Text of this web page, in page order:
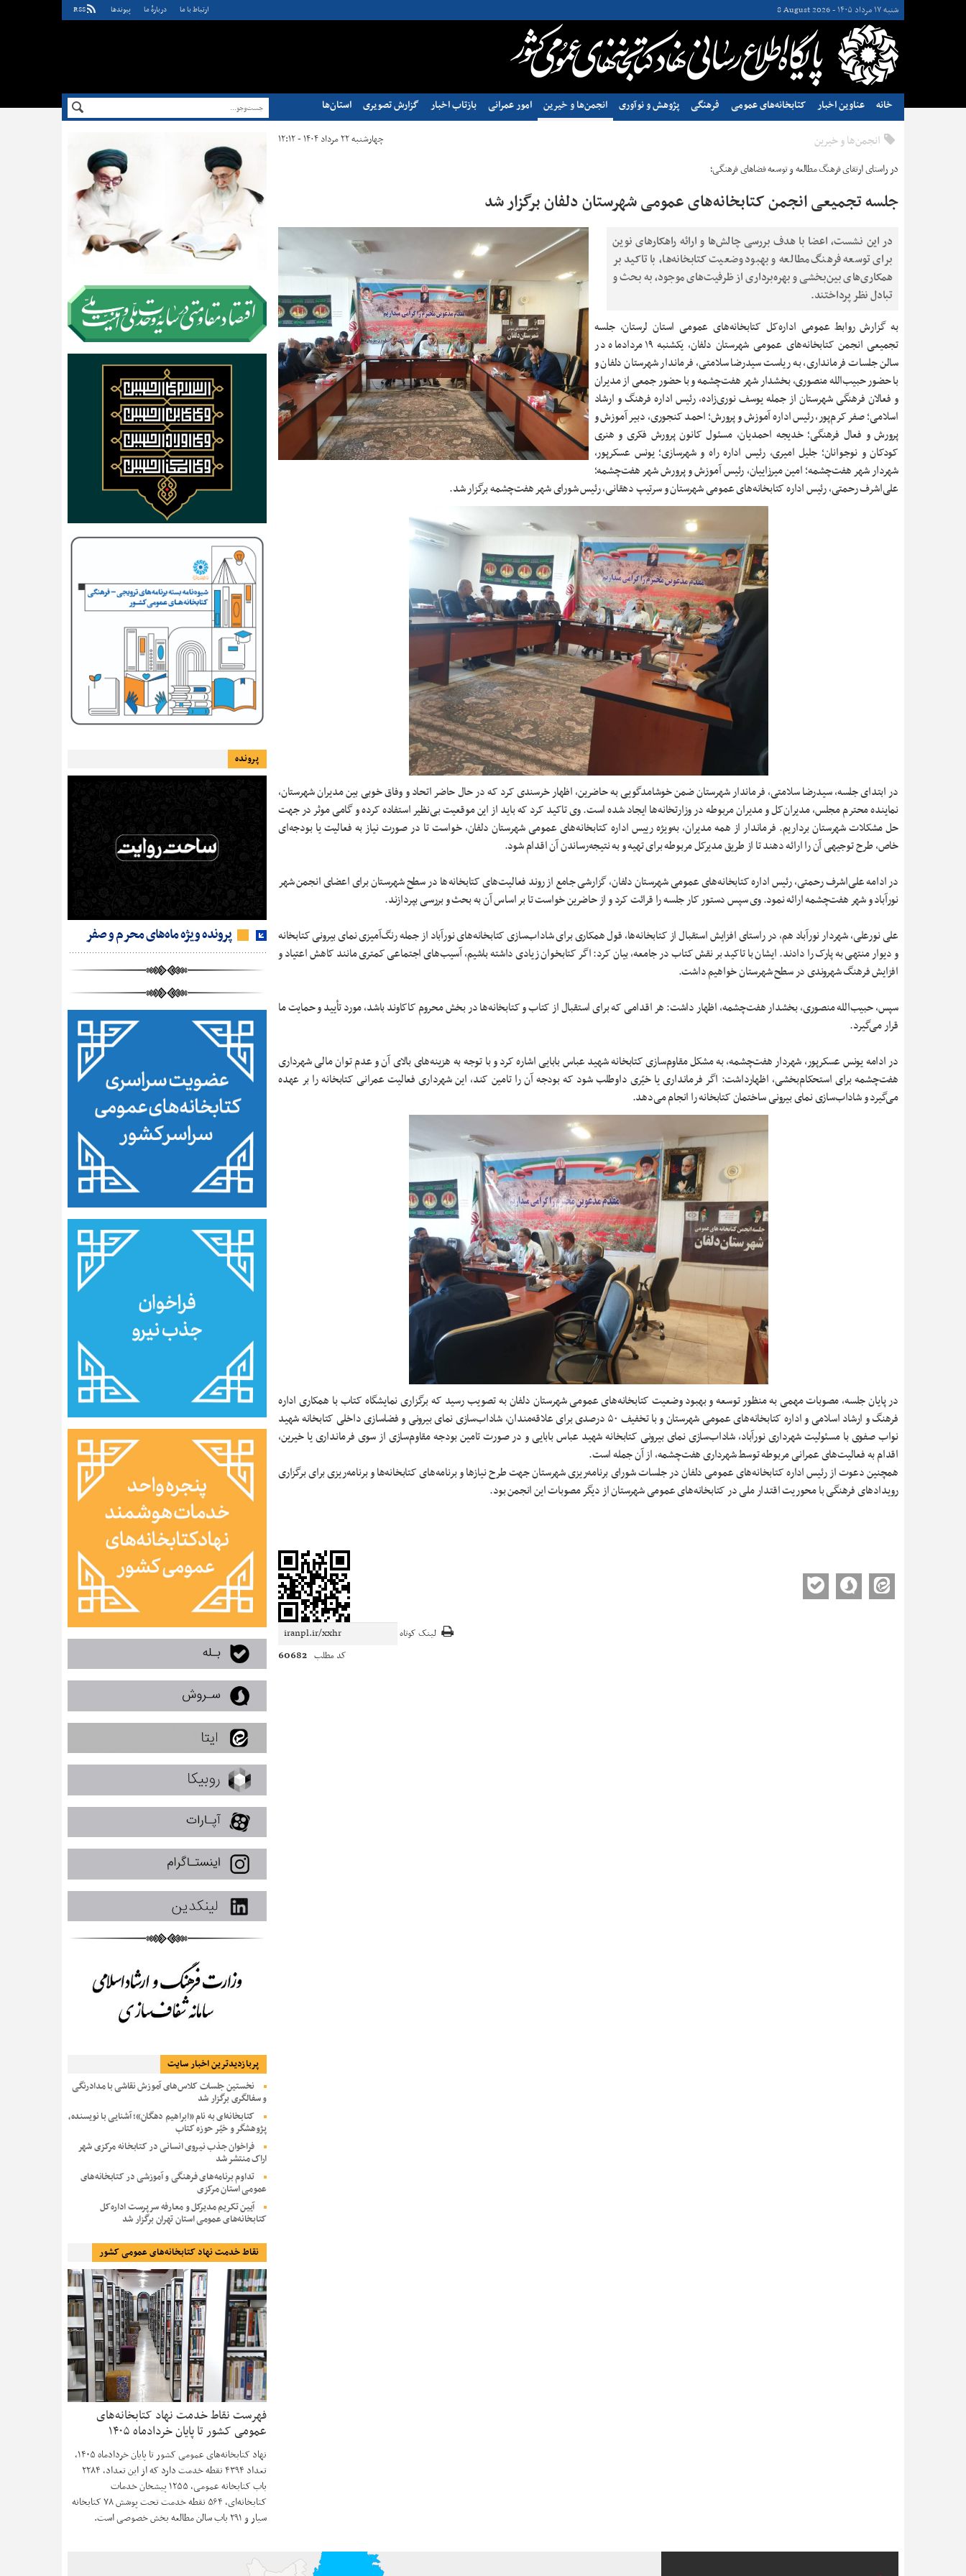
شنبه ۱۷ مرداد ۱۴۰۵ - 8 August 2026 ارتباط با ما دربارهٔ ما پيوندها RSS
خانه عناوین اخبار کتابخانه‌های عمومی فرهنگی پژوهش و نوآوری انجمن‌ها و خیرین امور عمرانی بازتاب اخبار گزارش تصویری استان‌ها
انجمن‌ها و خیرین چهارشنبه ۲۲ مرداد ۱۴۰۴ - ۱۲:۱۲
در راستای ارتقای فرهنگ مطالعه و توسعه فضاهای فرهنگی؛
جلسه تجمیعی انجمن کتابخانه‌های عمومی شهرستان دلفان برگزار شد
در این نشست، اعضا با هدف بررسی چالش‌ها و ارائه راهکارهای نوین
برای توسعه فرهنگ مطالعه و بهبود وضعیت کتابخانه‌ها، با تاکید بر
همکاری‌های بین‌بخشی و بهره‌برداری از ظرفیت‌های موجود، به بحث و
تبادل نظر پرداختند.
به گزارش روابط عمومی اداره‌کل کتابخانه‌های عمومی استان لرستان، جلسه
تجمیعی انجمن کتابخانه‌های عمومی شهرستان دلفان، یکشنبه ۱۹ مردادماه در
سالن جلسات فرمانداری، به ریاست سیدرضا سلامتی، فرماندار شهرستان دلفان و
با حضور حبیب‌الله منصوری، بخشدار شهر هفت‌چشمه و با حضور جمعی از مدیران
و فعالان فرهنگی شهرستان از جمله یوسف نوری‌زاده، رئیس اداره فرهنگ و ارشاد
اسلامی؛ صفر کرم‌پور، رئیس اداره آموزش و پرورش؛ احمد کنجوری، دبیر آموزش و
پرورش و فعال فرهنگی؛ خدیجه احمدیان، مسئول کانون پرورش فکری و هنری
کودکان و نوجوانان؛ جلیل امیری، رئیس اداره راه و شهرسازی؛ یونس عسکرپور،
شهردار شهر هفت‌چشمه؛ امین میرزاییان، رئیس آموزش و پرورش شهر هفت‌چشمه؛
علی‌اشرف رحمتی، رئیس اداره کتابخانه‌های عمومی شهرستان و سرتیپ دهقانی، رئیس شورای شهر هفت‌چشمه برگزار شد.
در ابتدای جلسه، سیدرضا سلامتی، فرماندار شهرستان ضمن خوشامدگویی به حاضرین، اظهار خرسندی کرد که در حال حاضر اتحاد و وفاق خوبی بین مدیران شهرستان،
نماینده محترم مجلس، مدیران‌کل و مدیران مربوطه در وزارتخانه‌ها ایجاد شده است. وی تاکید کرد که باید از این موقعیت بی‌نظیر استفاده کرده و گامی موثر در جهت
حل مشکلات شهرستان برداریم. فرماندار از همه مدیران، به‌ویژه رییس اداره کتابخانه‌های عمومی شهرستان دلفان، خواست تا در صورت نیاز به فعالیت یا بودجه‌ای
خاص، طرح توجیهی آن را ارائه دهند تا از طریق مدیرکل مربوطه برای تهیه و به نتیجه‌رساندن آن اقدام شود.
در ادامه علی‌اشرف رحمتی، رئیس اداره کتابخانه‌های عمومی شهرستان دلفان، گزارشی جامع از روند فعالیت‌های کتابخانه‌ها در سطح شهرستان برای اعضای انجمن شهر
نورآباد و شهر هفت‌چشمه ارائه نمود. وی سپس دستور کار جلسه را قرائت کرد و از حاضرین خواست تا بر اساس آن به بحث و بررسی بپردازند.
علی نورعلی، شهردار نورآباد هم، در راستای افزایش استقبال از کتابخانه‌ها، قول همکاری برای شاداب‌سازی کتابخانه‌های نورآباد از جمله رنگ‌آمیزی نمای بیرونی کتابخانه
و دیوار منتهی به پارک را دادند. ایشان با تاکید بر نقش کتاب در جامعه، بیان کرد: اگر کتابخوان زیادی داشته باشیم، آسیب‌های اجتماعی کمتری مانند کاهش اعتیاد و
افزایش فرهنگ شهروندی در سطح شهرستان خواهیم داشت.
سپس، حبیب‌الله منصوری، بخشدار هفت‌چشمه، اظهار داشت: هر اقدامی که برای استقبال از کتاب و کتابخانه‌ها در بخش محروم کاکاوند باشد، مورد تأیید و حمایت ما
قرار می‌گیرد.
در ادامه یونس عسکرپور، شهردار هفت‌چشمه، به مشکل مقاوم‌سازی کتابخانه شهید عباس بابایی اشاره کرد و با توجه به هزینه‌های بالای آن و عدم توان مالی شهرداری
هفت‌چشمه برای استحکام‌بخشی، اظهارداشت: اگر فرمانداری یا خیّری داوطلب شود که بودجه آن را تامین کند، این شهرداری فعالیت عمرانی کتابخانه را بر عهده
می‌گیرد و شاداب‌سازی نمای بیرونی ساختمان کتابخانه را انجام می‌دهد.
در پایان جلسه، مصوبات مهمی به منظور توسعه و بهبود وضعیت کتابخانه‌های عمومی شهرستان دلفان به تصویب رسید که برگزاری نمایشگاه کتاب با همکاری اداره
فرهنگ و ارشاد اسلامی و اداره کتابخانه‌های عمومی شهرستان و با تخفیف ۵۰ درصدی برای علاقه‌مندان، شاداب‌سازی نمای بیرونی و فضاسازی داخلی کتابخانه شهید
نواب صفوی با مسئولیت شهرداری نورآباد، شاداب‌سازی نمای بیرونی کتابخانه شهید عباس بابایی و در صورت تامین بودجه مقاوم‌سازی از سوی فرمانداری یا خیرین،
اقدام به فعالیت‌های عمرانی مربوطه توسط شهرداری هفت‌چشمه، از آن جمله است.
همچنین دعوت از رئیس اداره کتابخانه‌های عمومی دلفان در جلسات شورای برنامه‌ریزی شهرستان جهت طرح نیازها و برنامه‌های کتابخانه‌ها و برنامه‌ریزی برای برگزاری
رویدادهای فرهنگی با محوریت اقتدار ملی در کتابخانه‌های عمومی شهرستان از دیگر مصوبات این انجمن بود.
لینک کوتاه
کد مطلب 60682
پرونده
پرونده ویژه ماه‌های محرم و صفر
پربازديدترين اخبار سایت
نخستین جلسات کلاس‌های آموزش نقاشی با مدادرنگی
و سفالگری برگزار شد
کتابخانه‌ای به نام «ابراهیم دهگان»؛ آشنایی با نویسنده،
پژوهشگر و خیّر حوزه کتاب
فراخوان جذب نیروی انسانی در کتابخانه مرکزی شهر
اراک منتشر شد
تداوم برنامه‌های فرهنگی و آموزشی در کتابخانه‌های
عمومی استان مرکزی
آیین تکریم مدیرکل و معارفه سرپرست اداره‌کل
کتابخانه‌های عمومی استان تهران برگزار شد
نقاط خدمت نهاد کتابخانه‌های عمومی کشور
فهرست نقاط خدمت نهاد کتابخانه‌های
عمومی کشور تا پایان خردادماه ۱۴۰۵
نهاد کتابخانه‌های عمومی کشور تا پایان خردادماه ۱۴۰۵،
تعداد ۴۳۹۴ نقطه خدمت دارد که از این تعداد، ۲۲۸۴
باب کتابخانه عمومی، ۱۲۵۵ پیشخان خدمات
کتابخانه‌ای، ۵۶۴ نقطه خدمت تحت پوشش ۷۸ کتابخانه
سیار و ۲۹۱ باب سالن مطالعه بخش خصوصی است.